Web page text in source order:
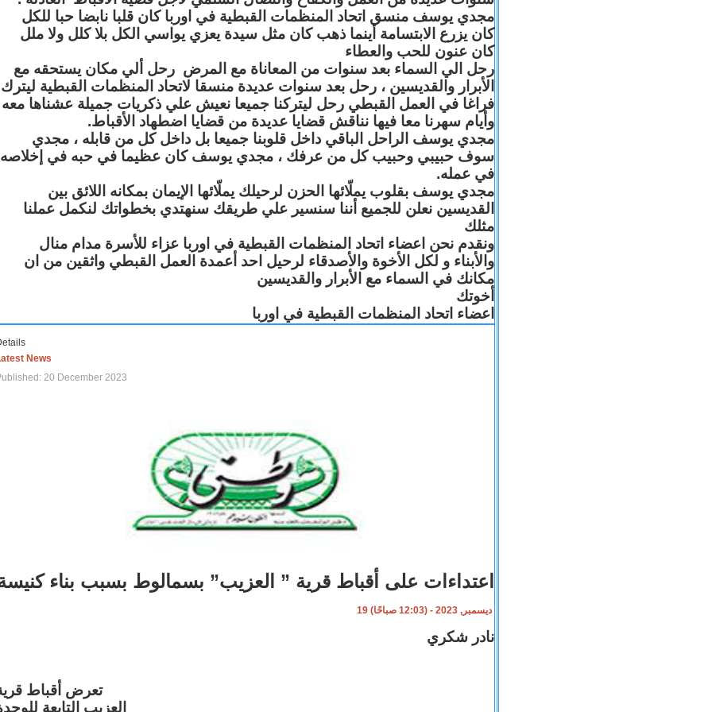
مجدي يوسف منسق اتحاد المنظمات القبطية في اوربا كان قلبا نابضا حبا للكل
كان يزرع الابتسامة أينما ذهب كان مثل سيدة يعزي يواسي الكل بلا كلل ولا ملل
كان عنون للحب والعطاء
رحل الي السماء بعد سنوات من المعاناة مع المرض رحل ألي مكان يستحقه مع
الأبرار والقديسين ، رحل بعد سنوات عديدة منسقا لاتحاد المنظمات القبطية ليترك
فراغا في العمل القبطي رحل ليتركنا جميعا نعيش علي ذكريات جميلة عشناها معه
وأيام سهرنا معا فيها نناقش قضايا عديدة من قضايا اضطهاد الأقباط.
مجدي يوسف الراحل الباقي داخل قلوبنا جميعا بل داخل كل من قابله ، مجدي
سوف حبيبي وحبيب كل من عرفك ، مجدي يوسف كان عظيما في حبه في إخلاصه
في عمله.
مجدي يوسف بقلوب يملّائها الحزن لرحيلك يملّائها الإيمان بمكانه اللائق بين
القديسين نعلن للجميع أننا سنسير علي طريقك سنهتدي بخطواتك لنكمل عملنا
مثلك
ونقدم نحن اعضاء اتحاد المنظمات القبطية في اوربا عزاء للأسرة مدام منال
والأبناء و لكل الأخوة والأصدقاء لرحيل احد أعمدة العمل القبطي واثقين من ان
مكانك في السماء مع الأبرار والقديسين
أخوتك
اعضاء اتحاد المنظمات القبطية في اوربا
News
20 December 2023
اعتداءات على أقباط قرية ” العزيب” بسمالوط بسبب بناء
19 ديسمبر, 2023 - (12:03 صباحًا)
نادر شكري
تعرض أقباط
العزيب التابعة